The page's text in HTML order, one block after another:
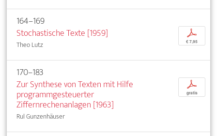
164–169
Stochastische Texte [1959]
Theo Lutz
p
€ 7,95
170–183
Zur Synthese von Texten mit Hilfe
programmgesteuerter
Ziffernrechenanlagen [1963]
Rul Gunzenhäuser
p
gratis